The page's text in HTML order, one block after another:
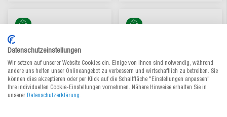
Datenschutzeinstellungen
Wir setzen auf unserer Website Cookies ein. Einige von ihnen sind notwendig, während
andere uns helfen unser Onlineangebot zu verbessern und wirtschaftlich zu betreiben. Sie
können dies akzeptieren oder per Klick auf die Schaltfläche "Einstellungen anpassen"
Ihre individuellen Cookie-Einstellungen vornehmen. Nähere Hinweise erhalten Sie in
unserer Datenschutzerklärung.